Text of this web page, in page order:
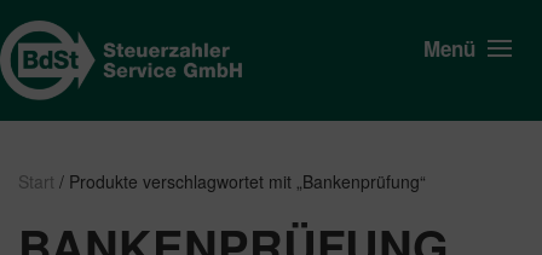
Menü
Start / Produkte verschlagwortet mit „Bankenprüfung“